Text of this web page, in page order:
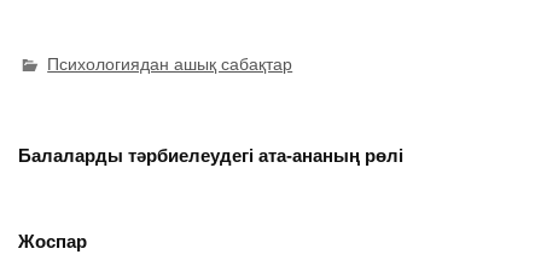
Психологиядан ашық сабақтар
Балаларды тәрбиелеудегі ата-ананың рөлі
Жоспар